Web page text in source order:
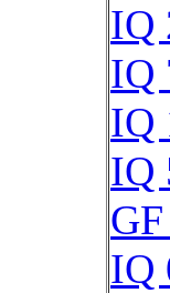
IQ
IQ
IQ
IQ
IQ